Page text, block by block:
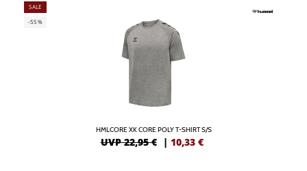
SALE
-55%
HMLCORE XK CORE POLY T-SHIRT S/S
UVP 22,95 € | 10,33 €